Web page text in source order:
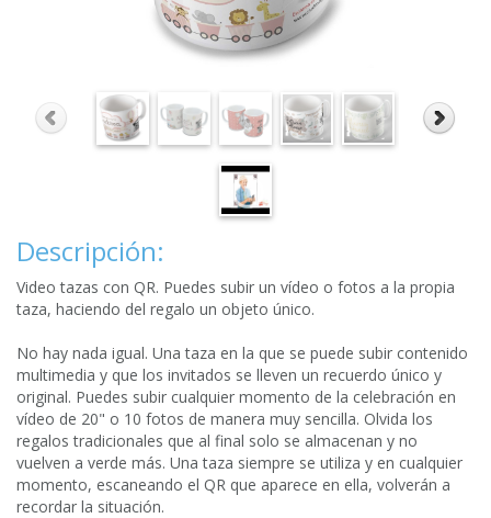
Descripción:
Video tazas con QR. Puedes subir un vídeo o fotos a la propia
taza, haciendo del regalo un objeto único.
No hay nada igual. Una taza en la que se puede subir contenido
multimedia y que los invitados se lleven un recuerdo único y
original. Puedes subir cualquier momento de la celebración en
vídeo de 20" o 10 fotos de manera muy sencilla. Olvida los
regalos tradicionales que al final solo se almacenan y no
vuelven a verde más. Una taza siempre se utiliza y en cualquier
momento, escaneando el QR que aparece en ella, volverán a
recordar la situación.